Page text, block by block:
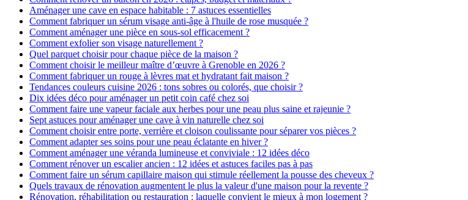
Aménager une cave en espace habitable : 7 astuces essentielles
Comment fabriquer un sérum visage anti-âge à l'huile de rose musquée ?
Comment aménager une pièce en sous-sol efficacement ?
Comment exfolier son visage naturellement ?
Quel parquet choisir pour chaque pièce de la maison ?
Comment choisir le meilleur maître d’œuvre à Grenoble en 2026 ?
Comment fabriquer un rouge à lèvres mat et hydratant fait maison ?
Tendances couleurs cuisine 2026 : tons sobres ou colorés, que choisir ?
Dix idées déco pour aménager un petit coin café chez soi
Comment faire une vapeur faciale aux herbes pour une peau plus saine et rajeunie ?
Sept astuces pour aménager une cave à vin naturelle chez soi
Comment choisir entre porte, verrière et cloison coulissante pour séparer vos pièces ?
Comment adapter ses soins pour une peau éclatante en hiver ?
Comment aménager une véranda lumineuse et conviviale : 12 idées déco
Comment rénover un escalier ancien : 12 idées et astuces faciles pas à pas
Comment faire un sérum capillaire maison qui stimule réellement la pousse des cheveux ?
Quels travaux de rénovation augmentent le plus la valeur d'une maison pour la revente ?
Rénovation, réhabilitation ou restauration : laquelle convient le mieux à mon logement ?